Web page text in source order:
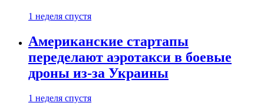
1 неделя спустя
Американские стартапы
переделают аэротакси в боевые
дроны из-за Украины
1 неделя спустя